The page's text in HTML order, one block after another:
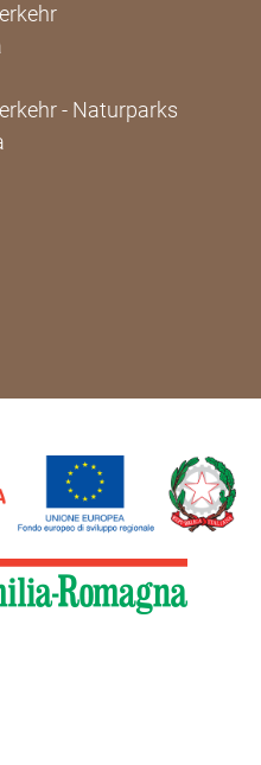
- Naturparks
Emilia-Romagna
Cammini Emilia-
von Cammini Emilia-
von Cammini